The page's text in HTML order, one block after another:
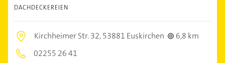
DACHDECKEREIEN
Kirchheimer Str. 32,53881 Euskirchen
6,8 km
02255 26 41